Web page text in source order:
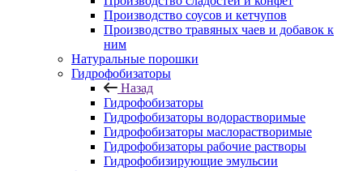
Производство соусов и кетчупов
Производство травяных чаев и добавок к
ним
Натуральные порошки
Гидрофобизаторы
Назад
Гидрофобизаторы
Гидрофобизаторы водорастворимые
Гидрофобизаторы маслорастворимые
Гидрофобизаторы рабочие растворы
Гидрофобизирующие эмульсии